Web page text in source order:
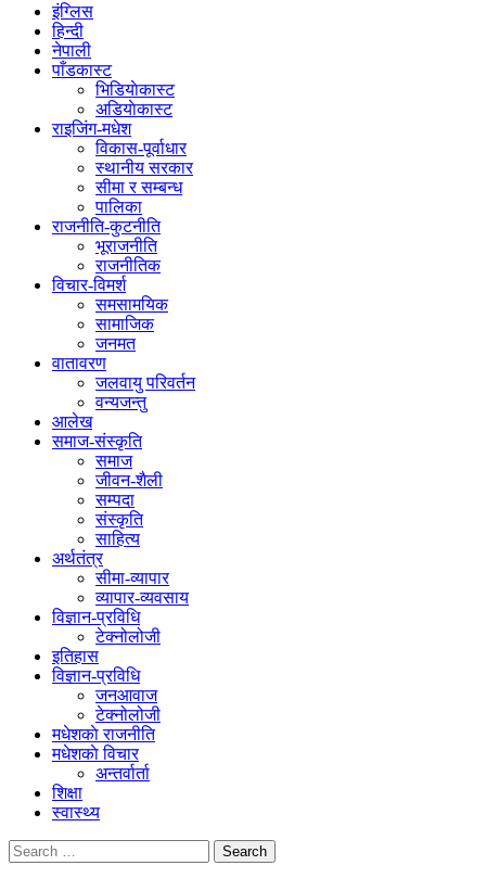
इंग्लिस
हिन्दी
नेपाली
पाँडकास्ट
भिडियाेकास्ट
अडियाेकास्ट
राइजिंग-मधेश
विकास-पूर्वाधार
स्थानीय सरकार
सीमा र सम्बन्ध
पालिका
राजनीति-कुटनीति
भूराजनीति
राजनीतिक
विचार-विमर्श
समसामयिक
सामाजिक
जनमत
वातावरण
जलवायु परिवर्तन
वन्यजन्तु
आलेख
समाज-संस्कृति
समाज
जीवन-शैली
सम्पदा
संस्कृति
साहित्य
अर्थतंत्र
सीमा-व्यापार
व्यापार-व्यवसाय
विज्ञान-प्रविधि
टेक्नोलोजी
इतिहास
विज्ञान-प्रविधि
जनआवाज
टेक्नोलोजी
मधेशकाे राजनीति
मधेशकाे विचार
अन्तर्वार्ता
शिक्षा
स्वास्थ्य